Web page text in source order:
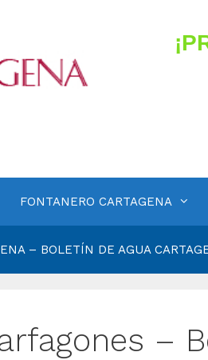
FONTANERO CARTAGENA
– BOLETÍN DE AGUA
–